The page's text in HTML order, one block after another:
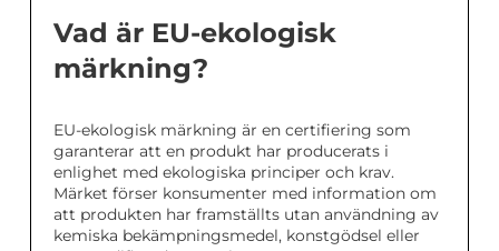
Vad är EU-ekologisk
märkning?
EU-ekologisk märkning är en certifiering som
garanterar att en produkt har producerats i
enlighet med ekologiska principer och krav.
Märket förser konsumenter med information om
att produkten har framställts utan användning av
kemiska bekämpningsmedel, konstgödsel eller